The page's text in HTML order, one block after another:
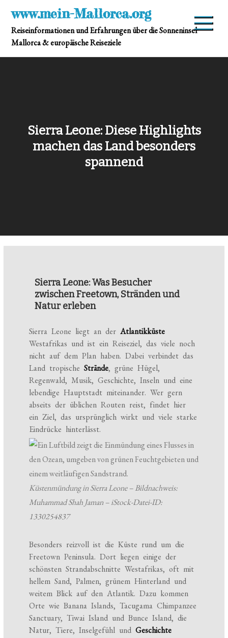
content
www.mein-Mallorca.org
Reiseinformationen und Erfahrungen über die Sonneninsel
Mallorca & europäische Reiseziele
Sierra Leone: Diese Highlights
machen das Land besonders
spannend
Sierra Leone: Was Besucher
zwischen Freetown, Stränden und
Natur erleben
Sierra Leone liegt an derAtlantikküste
Westafrikas und ist ein Reiseziel, das viele noch
nicht auf dem Plan haben. Dabei verbindet das
Land tropischeStrände, grüne Hügel,
Regenwald, Musik, Geschichte, Inseln und eine
lebendige Hauptstadt miteinander. Wer gern
abseits der üblichen Routen reist, findet hier
ein Ziel, das ursprünglich wirkt und viele starke
Eindrücke hinterlässt.
Küstenmündung in Sierra Leone – Bildnachweis:
Muhammad Shah Jaman – iStock-Datei-ID:
1330254837
Besonders reizvoll ist die Küste rund um die
Freetown Peninsula. Dort liegen einige der
schönsten Strandabschnitte Westafrikas, oft mit
hellem Sand, Palmen, grünem Hinterland und
weitem Blick auf den Atlantik. Dazu kommen
Orte wie Banana Islands, Tacugama Chimpanzee
Sanctuary, Tiwai Island und Bunce Island, die
Natur, Tiere, Inselgefühl undGeschichte